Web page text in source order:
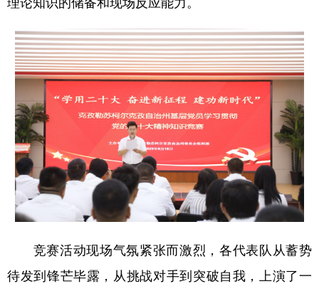
竞赛活动现场气氛紧张而激烈，各代表队从蓄势
待发到锋芒毕露，从挑战对手到突破自我，上演了一